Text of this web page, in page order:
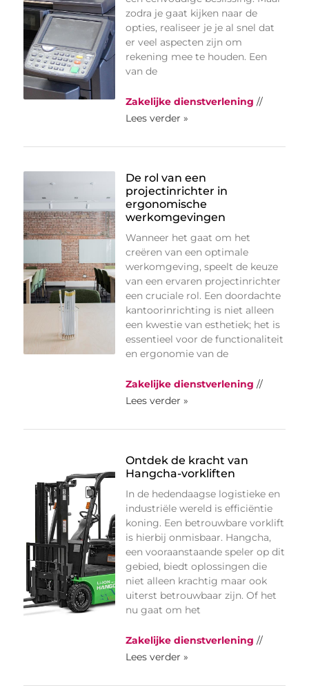
zodra je gaat kijken naar de
opties, realiseer je je al snel dat
er veel aspecten zijn om
rekening mee te houden. Een
van de
Zakelijke dienstverlening //
Lees verder »
De rol van een
projectinrichter in
ergonomische
werkomgevingen
Wanneer het gaat om het
creëren van een optimale
werkomgeving, speelt de keuze
van een ervaren projectinrichter
een cruciale rol. Een doordachte
kantoorinrichting is niet alleen
een kwestie van esthetiek; het is
essentieel voor de functionaliteit
en ergonomie van de
Zakelijke dienstverlening //
Lees verder »
Ontdek de kracht van
Hangcha-vorkliften
In de hedendaagse logistieke en
industriële wereld is efficiëntie
koning. Een betrouwbare vorklift
is hierbij onmisbaar. Hangcha,
een vooraanstaande speler op dit
gebied, biedt oplossingen die
niet alleen krachtig maar ook
uiterst betrouwbaar zijn. Of het
nu gaat om het
Zakelijke dienstverlening //
Lees verder »